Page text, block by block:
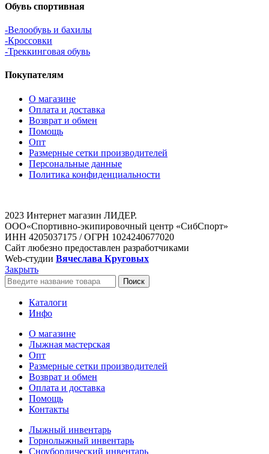
Обувь спортивная
-Велообувь и бахилы
-Кроссовки
-Треккинговая обувь
Покупателям
О магазине
Оплата и доставка
Возврат и обмен
Помощь
Опт
Размерные сетки производителей
Персональные данные
Политика конфиденциальности
2023 Интернет магазин ЛИДЕР.
ООО«Спортивно-экипировочный центр «СибСпорт»
ИНН 4205037175 / ОГРН 1024240677020
Сайт любезно предоставлен разработчиками
Web-студии Вячеслава Круговых
Закрыть
Поиск
Каталоги
Инфо
О магазине
Лыжная мастерская
Опт
Размерные сетки производителей
Возврат и обмен
Оплата и доставка
Помощь
Контакты
Лыжный инвентарь
Горнолыжный инвентарь
Сноубордический инвентарь